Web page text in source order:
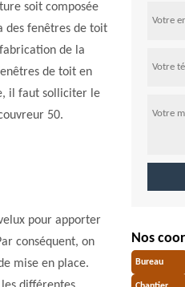
soit composée
des fenêtres de toit
de la
de toit en
il faut solliciter le
50.
pour apporter
conséquent, on
mise en place.
Nos
Bureau